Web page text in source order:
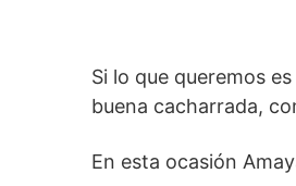
Si lo que queremos
buena cacharrada,
En esta ocasión